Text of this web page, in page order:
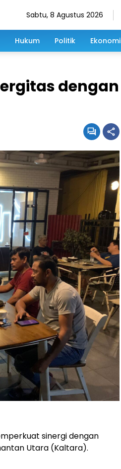
Sabtu, 8 Agustus 2026
Hukum Politik Ekonomi
dengan
sinergi dengan
Utara (Kaltara).